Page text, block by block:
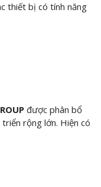
thiết bị có tính năng
được phân bổ
rộng lớn. Hiện có